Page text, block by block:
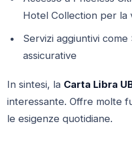
Hotel Collection per la
Servizi aggiuntivi
assicurative
In sintesi, la Carta Libra
interessante. Offre molte
le esigenze quotidiane.